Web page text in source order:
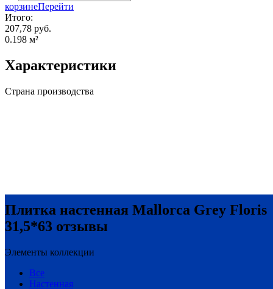
корзинеПерейти
Итого:
207,78 руб.
0.198 м²
Характеристики
Страна производства
Плитка настенная Mallorca Grey Floris
31,5*63 отзывы
Элементы коллекции
Все
Настенная